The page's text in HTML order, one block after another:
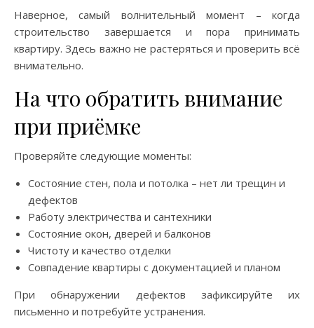
Наверное, самый волнительный момент – когда
строительство завершается и пора принимать
квартиру. Здесь важно не растеряться и проверить всё
внимательно.
На что обратить внимание
при приёмке
Проверяйте следующие моменты:
Состояние стен, пола и потолка – нет ли трещин и
дефектов
Работу электричества и сантехники
Состояние окон, дверей и балконов
Чистоту и качество отделки
Совпадение квартиры с документацией и планом
При обнаружении дефектов зафиксируйте их
письменно и потребуйте устранения.